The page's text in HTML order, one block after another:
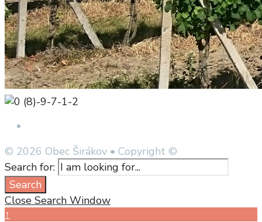
© 2026 Obec Širákov • Copyright ©
Search for:
Search
Close Search Window
↑